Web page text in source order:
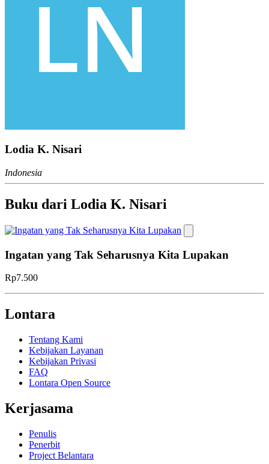
Lodia K. Nisari
Indonesia
Buku dari Lodia K. Nisari
Ingatan yang Tak Seharusnya Kita Lupakan
Rp7.500
Lontara
Tentang Kami
Kebijakan Layanan
Kebijakan Privasi
FAQ
Lontara Open Source
Kerjasama
Penulis
Penerbit
Project Belantara